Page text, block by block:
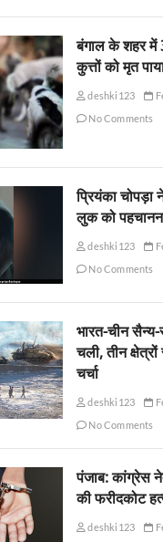
बंगाल के शहर में
कुत्तों को मृत
deshki123
No Comments
प्रियंका चोपड़ा
लुक को
deshki123
No Comments
भारत-चीन सैन्य-
चली, तीन
चर्चा
deshki123
No Comments
पंजाब: कांग्रेस
की फरीदकोट
deshki123